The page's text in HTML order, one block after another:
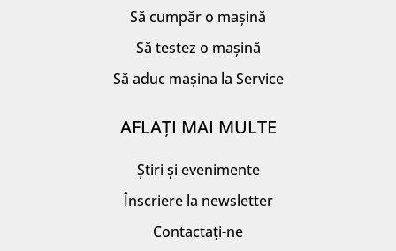
Să cumpăr o mașină
Să testez o mașină
Să aduc mașina la Service
AFLAȚI MAI MULTE
Știri și evenimente
Înscriere la newsletter
Contactați-ne